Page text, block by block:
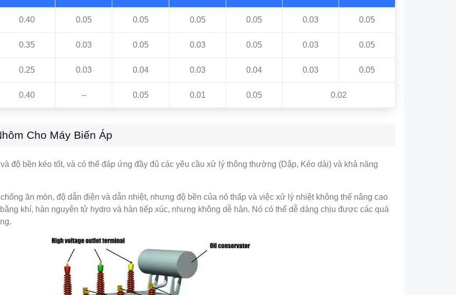
0.40 0.05 0.05 0.05 0.05 0.03 0.05
0.35 0.03 0.05 0.03 0.05 0.03 0.05
0.25 0.03 0.04 0.03 0.04 0.03 0.05
0.40 – 0.05 0.01 0.05 0.02
Cho Máy Biến Áp
độ bền kéo tốt, và có thể đáp ứng đầy đủ các yêu cầu xử lý thông thường (Dập, Kéo dài) và khả năng
ăn mòn, độ dẫn điện và dẫn nhiệt, nhưng độ bền của nó thấp và việc xử lý nhiệt không thể nâng cao
khí, hàn nguyên tử hydro và hàn tiếp xúc, nhưng không dễ hàn. Nó có thể dễ dàng chịu được các quá